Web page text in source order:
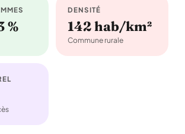
%
DENSITÉ
142 hab/km²
Commune rurale